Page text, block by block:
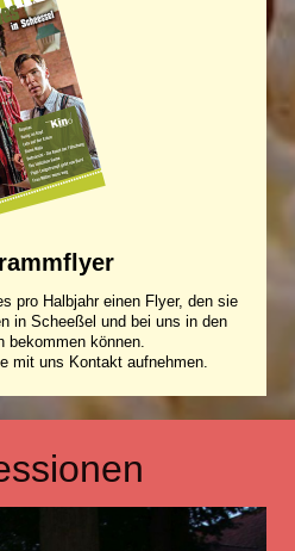
pro Halbjahr einen Flyer, den sie
in Scheeßel und bei uns in den
bekommen können.
mit uns Kontakt aufnehmen.